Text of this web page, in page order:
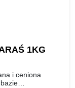
1KG
i ceniona